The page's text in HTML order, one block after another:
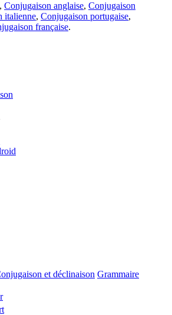
, Conjugaison anglaise, Conjugaison
italienne, Conjugaison portugaise,
française.
et déclinaison Grammaire